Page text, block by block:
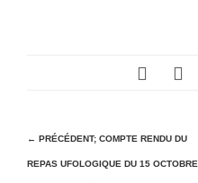
N
a
← PRÉCÉDENT; COMPTE RENDU DU
REPAS UFOLOGIQUE DU 15 OCTOBRE